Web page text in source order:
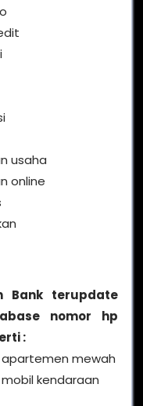
usaha
online
Bank terupdate
nomor hp
:
mewah
kendaraan